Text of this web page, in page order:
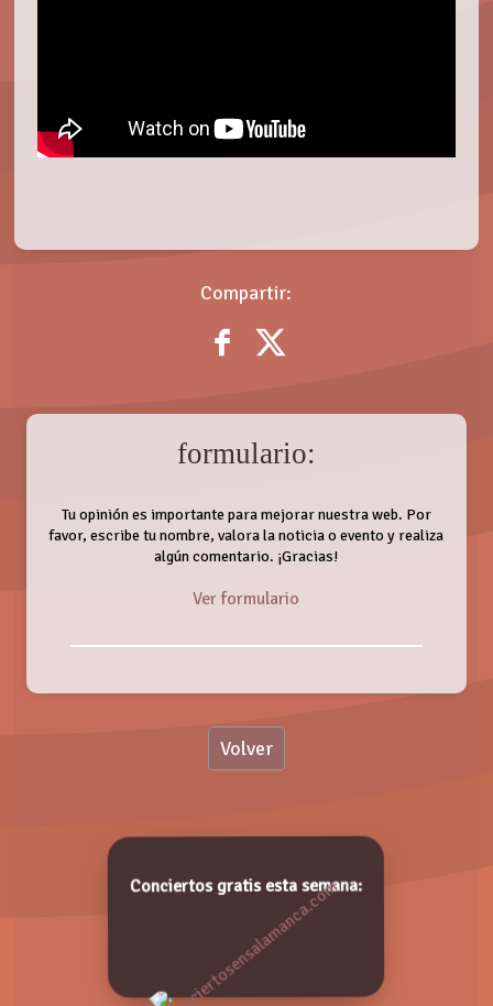
Compartir:
formulario:
Tu opinión es importante para mejorar nuestra web. Por
favor, escribe tu nombre, valora la noticia o evento y realiza
algún comentario. ¡Gracias!
Ver formulario
Viernes, 28 Diciembre 2018
Volver
Conciertos gratis esta semana: